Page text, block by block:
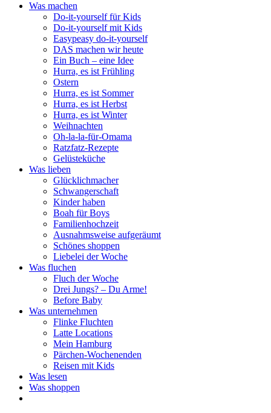
Was machen
Do-it-yourself für Kids
Do-it-yourself mit Kids
Easypeasy do-it-yourself
DAS machen wir heute
Ein Buch – eine Idee
Hurra, es ist Frühling
Ostern
Hurra, es ist Sommer
Hurra, es ist Herbst
Hurra, es ist Winter
Weihnachten
Oh-la-la-für-Omama
Ratzfatz-Rezepte
Gelüsteküche
Was lieben
Glücklichmacher
Schwangerschaft
Kinder haben
Boah für Boys
Familienhochzeit
Ausnahmsweise aufgeräumt
Schönes shoppen
Liebelei der Woche
Was fluchen
Fluch der Woche
Drei Jungs? – Du Arme!
Before Baby
Was unternehmen
Flinke Fluchten
Latte Locations
Mein Hamburg
Pärchen-Wochenenden
Reisen mit Kids
Was lesen
Was shoppen